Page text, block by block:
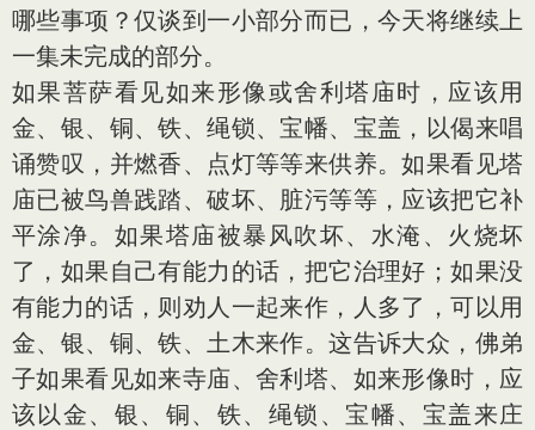
哪些事项？仅谈到一小部分而已，今天将继续上
一集未完成的部分。
如果菩萨看见如来形像或舍利塔庙时，应该用
金、银、铜、铁、绳锁、宝幡、宝盖，以偈来唱
诵赞叹，并燃香、点灯等等来供养。如果看见塔
庙已被鸟兽践踏、破坏、脏污等等，应该把它补
平涂净。如果塔庙被暴风吹坏、水淹、火烧坏
了，如果自己有能力的话，把它治理好；如果没
有能力的话，则劝人一起来作，人多了，可以用
金、银、铜、铁、土木来作。这告诉大众，佛弟
子如果看见如来寺庙、舍利塔、如来形像时，应
该以金、银、铜、铁、绳锁、宝幡、宝盖来庄